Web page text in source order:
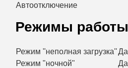
Автоотключение
Режимы работы
Режим ''неполная загрузка''Да
Режим "ночной"
Да